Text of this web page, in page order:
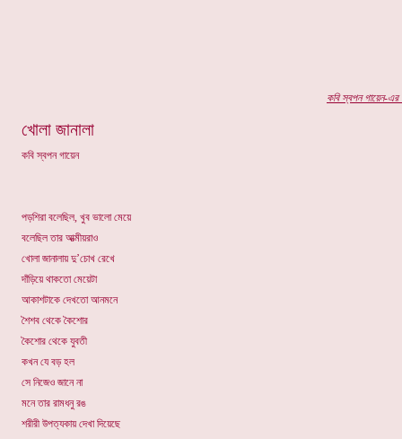
খোলা জানালা
কবি স্বপন গায়েন
পড়শিরা বলেছিল, খুব ভালো মেয়ে
বলেছিল তার আত্মীয়রাও
খোলা জানালায় দু’চোখ রেখে
দাঁড়িয়ে থাকতো মেয়েটা
আকাশটাকে দেখতো আনমনে
শৈশব থেকে কৈশোর
কৈশোর থেকে যুবতী
কখন যে বড় হল
সে নিজেও জানে না
মনে তার রামধনু রঙ
শরীরী উপত্যকায় দেখা দিয়েছে
কবিস্বপন গায়েন-এর